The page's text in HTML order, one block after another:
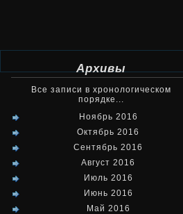
Архивы
Все записи в хронологическом
порядке...
Ноябрь 2016
Октябрь 2016
Сентябрь 2016
Август 2016
Июль 2016
Июнь 2016
Май 2016